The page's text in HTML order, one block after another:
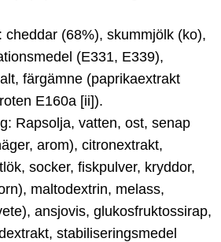
cheddar (68%), skummjölk (ko),
(E331, E339),
färgämne (paprikaextrakt
E160a [ii]).
Rapsolja, vatten, ost, senap
arom), citronextrakt,
socker, fiskpulver, kryddor,
maltodextrin, melass,
ansjovis, glukosfruktossirap,
stabiliseringsmedel